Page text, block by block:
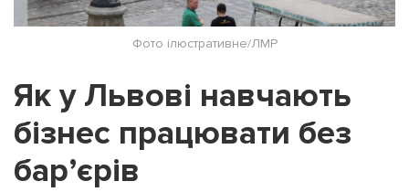
Фото ілюстративне/ЛМР
Як у Львові навчають
бізнес працювати без
бар’єрів